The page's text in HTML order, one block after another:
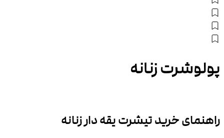
پولوشرت زنانه
راهنمای خرید تیشرت یقه دار زنانه